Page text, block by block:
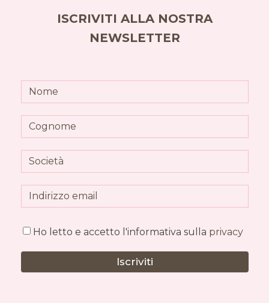
ISCRIVITI ALLA NOSTRA
NEWSLETTER
Ho letto e accetto l'informativa sulla privacy
Iscriviti